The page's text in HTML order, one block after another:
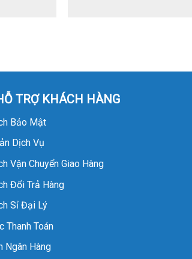
TRỢ KHÁCH HÀNG
Bảo Mật
Dịch Vụ
Vận Chuyển Giao Hàng
Đổi Trả Hàng
Sỉ Đại Lý
Thanh Toán
Ngân Hàng